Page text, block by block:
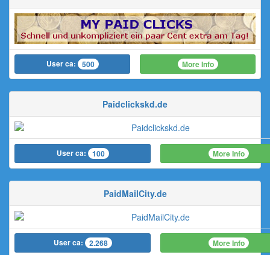
User ca: 500 More Info
Paidclickskd.de
User ca: 100 More Info
PaidMailCity.de
User ca: 2.268 More Info